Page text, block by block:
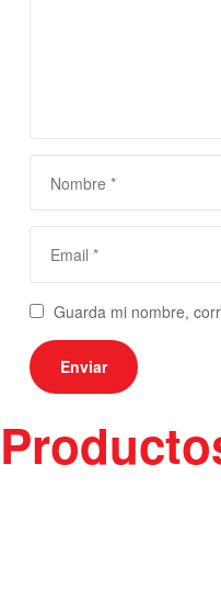
Guarda mi nombre,